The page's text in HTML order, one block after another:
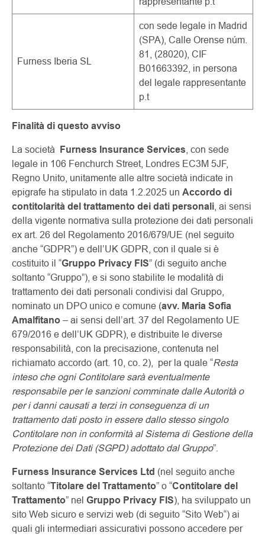
Furness Iberia SL
con sede legale in Madrid
(SPA), Calle Orense núm.
81, (28020), CIF
B01663392, in persona
del legale rappresentante
p.t
Finalità di questo avviso
La società Furness Insurance Services , con sede
legale in 106 Fenchurch Street, Londres EC3M 5JF,
Regno Unito, unitamente alle altre società indicate in
epigrafe ha stipulato in data 1.2.2025 un Accordo di
contitolarità del trattamento dei dati personali , ai sensi
della vigente normativa sulla protezione dei dati personali
ex art. 26 del Regolamento 2016/679/UE (nel seguito
anche “GDPR”) e dell’UK GDPR, con il quale si è
costituito il “Gruppo Privacy FIS” (di seguito anche
soltanto “Gruppo”), e si sono stabilite le modalità di
trattamento dei dati personali condivisi dal Gruppo,
nominato un DPO unico e comune (avv. Maria Sofia
Amalfitano – ai sensi dell’art. 37 del Regolamento UE
679/2016 e dell’UK GDPR), e distribuite le diverse
responsabilità, con la precisazione, contenuta nel
richiamato accordo (art. 10, co. 2), per la quale “Resta
inteso che ogni Contitolare sarà eventualmente
responsabile per le sanzioni comminate dalle Autorità o
per i danni causati a terzi in conseguenza di un
trattamento dati posto in essere dallo stesso singolo
Contitolare non in conformità al Sistema di Gestione della
Protezione dei Dati (SGPD) adottato dal Gruppo”.
Furness Insurance Services Ltd (nel seguito anche
soltanto “Titolare del Trattamento” o “Contitolare del
Trattamento” nel Gruppo Privacy FIS), ha sviluppato un
sito Web sicuro e servizi web (di seguito “Sito Web“) ai
quali gli intermediari assicurativi possono accedere per